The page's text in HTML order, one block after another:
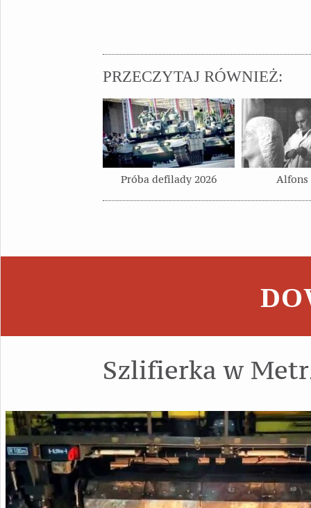
PRZECZYTAJ RÓWNIEŻ:
Próba defilady 2026 Alfons
Szlifierka w